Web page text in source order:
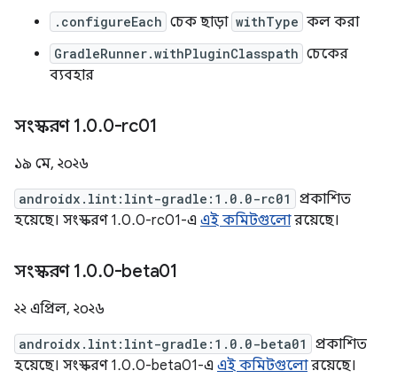
.configureEach চেক ছাড়া withType কল করা
GradleRunner.withPluginClasspath চেকের
ব্যবহার
সংস্করণ 1.0.0-rc01
১৯ মে, ২০২৬
androidx.lint:lint-gradle:1.0.0-rc01
প্রকাশিত
হয়েছে। সংস্করণ 1.0.0-rc01-এ এই কমিটগুলোরয়েছে।
সংস্করণ 1.0.0-beta01
২২ এপ্রিল, ২০২৬
androidx.lint:lint-gradle:1.0.0-beta01
প্রকাশিত
হয়েছে। সংস্করণ 1.0.0-beta01-এ এই কমিটগুলোরয়েছে।